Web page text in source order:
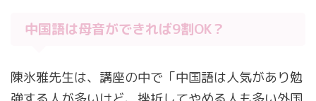
中国語は母音ができれば9割OK？
陳氷雅先生は、講座の中で「中国語は人気があり勉